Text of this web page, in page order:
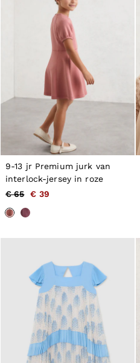
9-13 jr Premium jurk van
interlock-jersey in roze
€ 65
€ 39